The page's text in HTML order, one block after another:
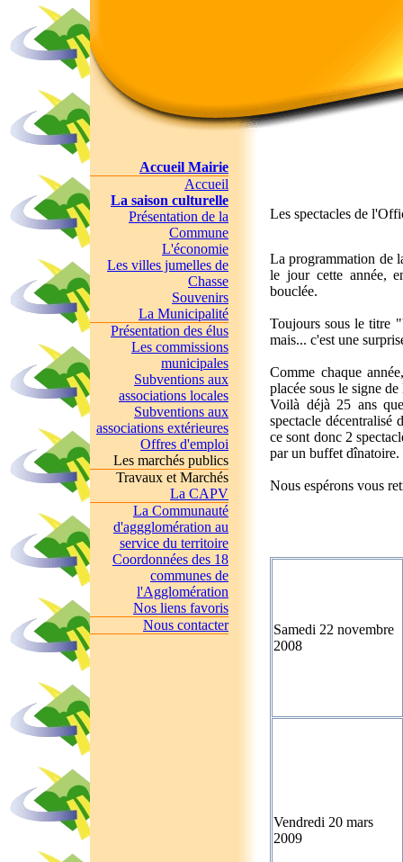
Accueil Mairie
Accueil
La saison culturelle
Présentation de la
Commune
L'économie
Les villes jumelles de
Chasse
Souvenirs
La Municipalité
Présentation des élus
Les commissions
municipales
Subventions aux
associations locales
Subventions aux
associations extérieures
Offres d'emploi
Les marchés publics
Travaux et Marchés
La CAPV
La Communauté
d'aggglomération au
service du territoire
Coordonnées des 18
communes de
l'Agglomération
Nos liens favoris
Nous contacter
Les spectacles de
La programmation de
le jour cette année,
bouclée.
Toujours sous le titre
mais... c'est une
Comme chaque
placée sous le signe
Voilà déjà 25 ans
spectacle décentralisé
ce sont donc 2
par un buffet dînatoire.
Nous espérons vous
Samedi 22 novembre
2008
Vendredi 20 mars
2009